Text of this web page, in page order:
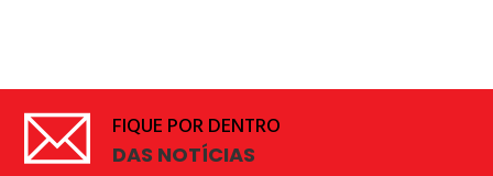
FIQUE POR DENTRO
DAS NOTÍCIAS